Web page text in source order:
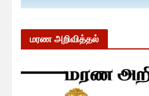
மரண அறிவித்தல்